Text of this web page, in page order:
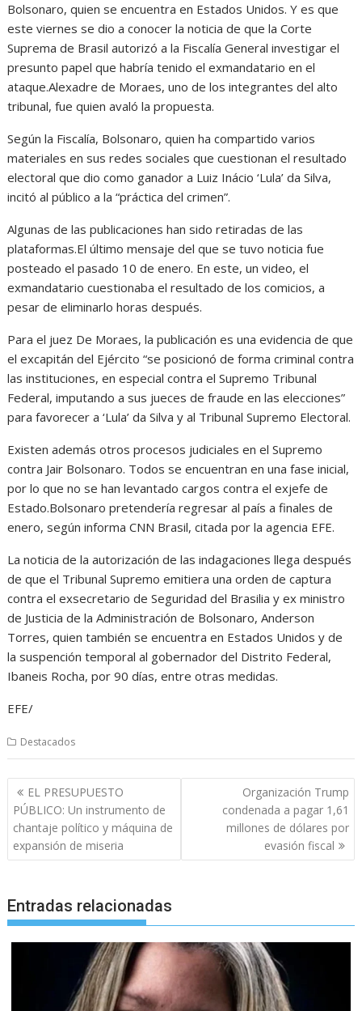
Bolsonaro, quien se encuentra en Estados Unidos. Y es que
este viernes se dio a conocer la noticia de que la Corte
Suprema de Brasil autorizó a la Fiscalía General investigar el
presunto papel que habría tenido el exmandatario en el
ataque.Alexadre de Moraes, uno de los integrantes del alto
tribunal, fue quien avaló la propuesta.
Según la Fiscalía, Bolsonaro, quien ha compartido varios
materiales en sus redes sociales que cuestionan el resultado
electoral que dio como ganador a Luiz Inácio ‘Lula’ da Silva,
incitó al público a la “práctica del crimen”.
Algunas de las publicaciones han sido retiradas de las
plataformas.El último mensaje del que se tuvo noticia fue
posteado el pasado 10 de enero. En este, un video, el
exmandatario cuestionaba el resultado de los comicios, a
pesar de eliminarlo horas después.
Para el juez De Moraes, la publicación es una evidencia de que
el excapitán del Ejército “se posicionó de forma criminal contra
las instituciones, en especial contra el Supremo Tribunal
Federal, imputando a sus jueces de fraude en las elecciones”
para favorecer a ‘Lula’ da Silva y al Tribunal Supremo Electoral.
Existen además otros procesos judiciales en el Supremo
contra Jair Bolsonaro. Todos se encuentran en una fase inicial,
por lo que no se han levantado cargos contra el exjefe de
Estado.Bolsonaro pretendería regresar al país a finales de
enero, según informa CNN Brasil, citada por la agencia EFE.
La noticia de la autorización de las indagaciones llega después
de que el Tribunal Supremo emitiera una orden de captura
contra el exsecretario de Seguridad del Brasilia y ex ministro
de Justicia de la Administración de Bolsonaro, Anderson
Torres, quien también se encuentra en Estados Unidos y de
la suspención temporal al gobernador del Distrito Federal,
Ibaneis Rocha, por 90 días, entre otras medidas.
EFE/
Destacados
Navegación
de
entradas
EL PRESUPUESTO
PÚBLICO: Un instrumento de
chantaje político y máquina de
expansión de miseria
Organización Trump
condenada a pagar 1,61
millones de dólares por
evasión fiscal
Entradas relacionadas